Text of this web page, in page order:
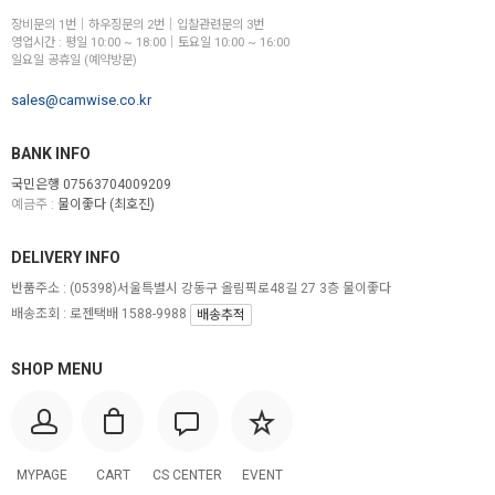
장비문의 1번│하우징문의 2번│입찰관련문의 3번
영업시간 : 평일 10:00 ~ 18:00│토요일 10:00 ~ 16:00
일요일 공휴일 (예약방문)
sales@camwise.co.kr
BANK INFO
국민은행 07563704009209
예금주 : 물이좋다 (최호진)
SHOP MENU
MYPAGE CART CS CENTER EVENT
DELIVERY INFO
반품주소 : (05398)서울특별시 강동구 올림픽로48길 27 3층 물이좋다
배송조회 : 로젠택배 1588-9988
배송추적